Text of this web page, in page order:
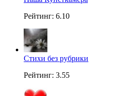
Рейтинг: 6.10
Стихи без рубрики
Рейтинг: 3.55